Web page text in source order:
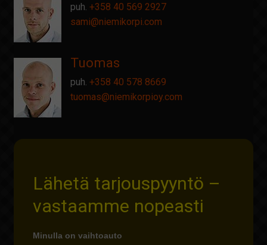
puh. +358 40 569 2927
sami@niemikorpi.com
Tuomas
puh. +358 40 578 8669
tuomas@niemikorpioy.com
Lähetä tarjouspyyntö –
vastaamme nopeasti
Minulla on vaihtoauto